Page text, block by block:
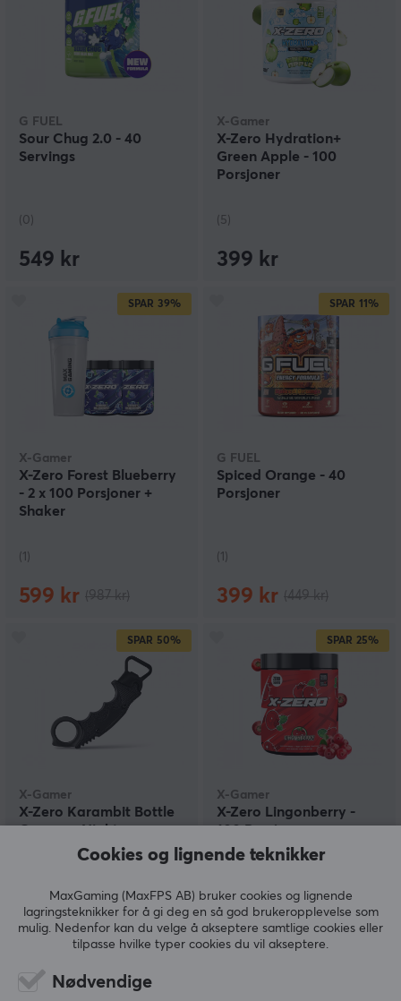
G FUEL
Sour Chug 2.0 - 40
Servings
(0)
549 kr
X-Gamer
X-Zero Hydration+
Green Apple - 100
Porsjoner
(5)
399 kr
SPAR 39%
X-Gamer
X-Zero Forest Blueberry
- 2 x 100 Porsjoner +
Shaker
(1)
599 kr
SPAR 11%
G FUEL
Spiced Orange - 40
Porsjoner
(1)
399 kr
SPAR 50%
X-Gamer
X-Zero Karambit Bottle
Opener - Night
199 kr (399 kr)
SPAR 25%
X-Gamer
X-Zero Lingonberry -
100 Porsjoner
(4)
299 kr (399 kr)
SPAR
Cookies og lignende teknikker
MaxGaming (MaxFPS AB) bruker cookies og lignende
lagringsteknikker for å gi deg en så god brukeropplevelse som
mulig. Nedenfor kan du velge å akseptere samtlige cookies eller
tilpasse hvilke typer cookies du vil akseptere.
Nødvendige